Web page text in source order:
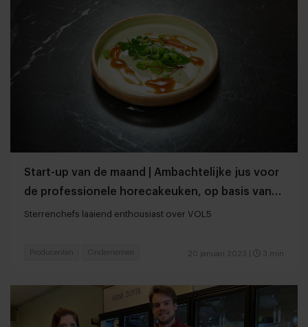
Start-up van de maand | Ambachtelijke jus voor
de professionele horecakeuken, op basis van
groenten
Sterrenchefs laaiend enthousiast over VOL5
20 januari 2023 3 min
Producenten Ondernemen